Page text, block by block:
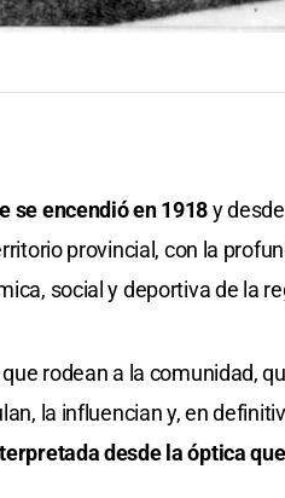
se encendió en 1918y
provincial, con la
social y deportiva de la
rodean a la comunidad,
la influencian y, en
desde la óptica